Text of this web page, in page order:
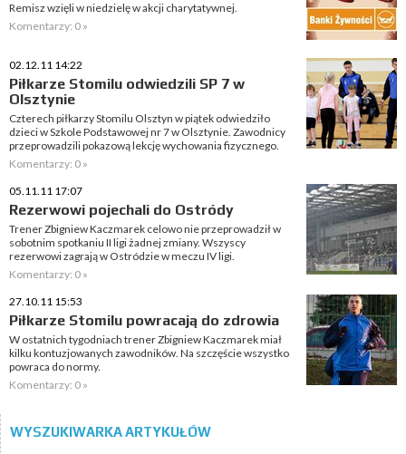
Remisz wzięli w niedzielę w akcji charytatywnej.
Komentarzy: 0 »
02.12.11 14:22
Piłkarze Stomilu odwiedzili SP 7 w
Olsztynie
Czterech piłkarzy Stomilu Olsztyn w piątek odwiedziło
dzieci w Szkole Podstawowej nr 7 w Olsztynie. Zawodnicy
przeprowadzili pokazową lekcję wychowania fizycznego.
Komentarzy: 0 »
05.11.11 17:07
Rezerwowi pojechali do Ostródy
Trener Zbigniew Kaczmarek celowo nie przeprowadził w
sobotnim spotkaniu II ligi żadnej zmiany. Wszyscy
rezerwowi zagrają w Ostródzie w meczu IV ligi.
Komentarzy: 0 »
27.10.11 15:53
Piłkarze Stomilu powracają do zdrowia
W ostatnich tygodniach trener Zbigniew Kaczmarek miał
kilku kontuzjowanych zawodników. Na szczęście wszystko
powraca do normy.
Komentarzy: 0 »
WYSZUKIWARKA ARTYKUŁÓW